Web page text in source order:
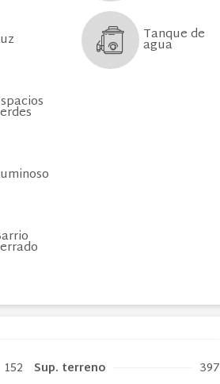
Tanque de
agua
152 Sup. terreno 397